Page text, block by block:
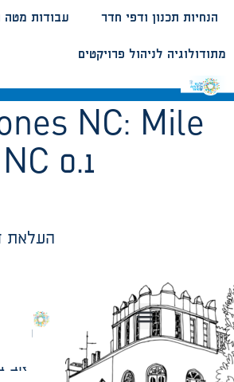
עבודות מטה הנחיות תכנון ודפי חדר
מתודולוגיה לניהול פרויקטים
NC: Mile
0.1
העלאת